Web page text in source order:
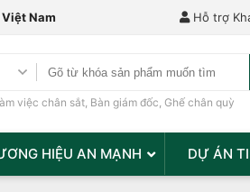
Nam Hỗ trợ
việc chân sắt, Bàn giám đốc, Ghế chân quỳ
HIỆU AN MẠNH DỰ ÁN